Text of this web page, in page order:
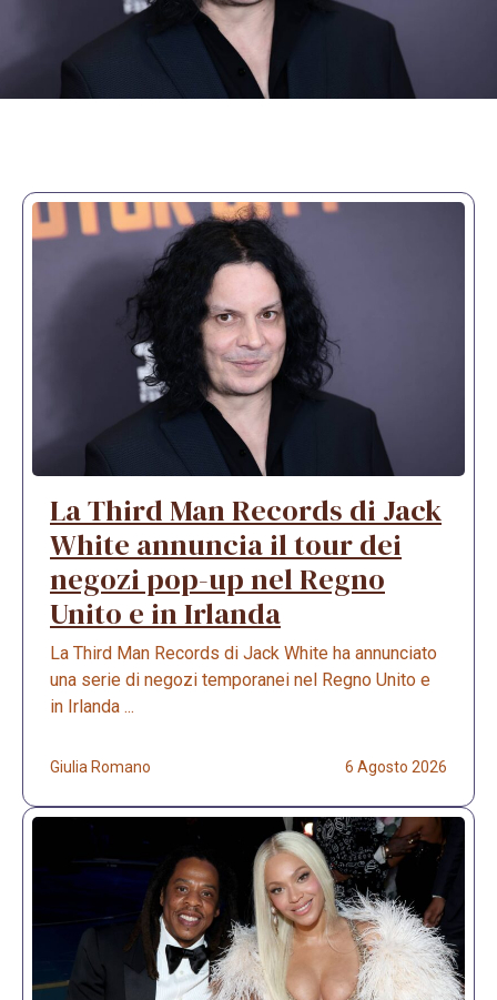
La Third Man Records di Jack
White annuncia il tour dei
negozi pop-up nel Regno
Unito e in Irlanda
La Third Man Records di Jack White ha annunciato
una serie di negozi temporanei nel Regno Unito e
in Irlanda ...
Giulia Romano 6 Agosto 2026